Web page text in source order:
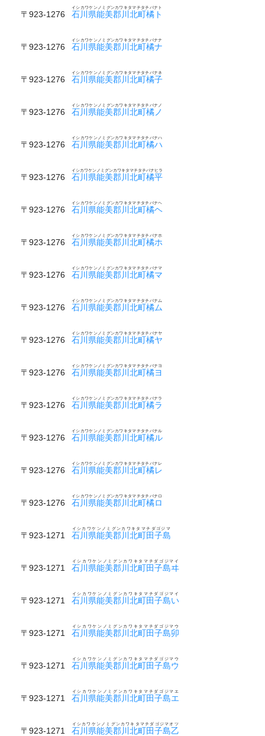
〒923-1276 石川県能美郡川北町橘ト
イシカワケンノミグンカワキタマチタチバナト
〒923-1276 石川県能美郡川北町橘ナ
イシカワケンノミグンカワキタマチタチバナナ
〒923-1276 石川県能美郡川北町橘子
イシカワケンノミグンカワキタマチタチバナネ
〒923-1276 石川県能美郡川北町橘ノ
イシカワケンノミグンカワキタマチタチバナノ
〒923-1276 石川県能美郡川北町橘ハ
イシカワケンノミグンカワキタマチタチバナハ
〒923-1276 石川県能美郡川北町橘平
イシカワケンノミグンカワキタマチタチバナヒラ
〒923-1276 石川県能美郡川北町橘ヘ
イシカワケンノミグンカワキタマチタチバナヘ
〒923-1276 石川県能美郡川北町橘ホ
イシカワケンノミグンカワキタマチタチバナホ
〒923-1276 石川県能美郡川北町橘マ
イシカワケンノミグンカワキタマチタチバナマ
〒923-1276 石川県能美郡川北町橘ム
イシカワケンノミグンカワキタマチタチバナム
〒923-1276 石川県能美郡川北町橘ヤ
イシカワケンノミグンカワキタマチタチバナヤ
〒923-1276 石川県能美郡川北町橘ヨ
イシカワケンノミグンカワキタマチタチバナヨ
〒923-1276 石川県能美郡川北町橘ラ
イシカワケンノミグンカワキタマチタチバナラ
〒923-1276 石川県能美郡川北町橘ル
イシカワケンノミグンカワキタマチタチバナル
〒923-1276 石川県能美郡川北町橘レ
イシカワケンノミグンカワキタマチタチバナレ
〒923-1276 石川県能美郡川北町橘ロ
イシカワケンノミグンカワキタマチタチバナロ
〒923-1271 石川県能美郡川北町田子島
イシカワケンノミグンカワキタマチダゴジマ
〒923-1271 石川県能美郡川北町田子島ヰ
イシカワケンノミグンカワキタマチダゴジマイ
〒923-1271 石川県能美郡川北町田子島い
イシカワケンノミグンカワキタマチダゴジマイ
〒923-1271 石川県能美郡川北町田子島卯
イシカワケンノミグンカワキタマチダゴジマウ
〒923-1271 石川県能美郡川北町田子島ウ
イシカワケンノミグンカワキタマチダゴジマウ
〒923-1271 石川県能美郡川北町田子島エ
イシカワケンノミグンカワキタマチダゴジマエ
〒923-1271 石川県能美郡川北町田子島乙
イシカワケンノミグンカワキタマチダゴジマオツ